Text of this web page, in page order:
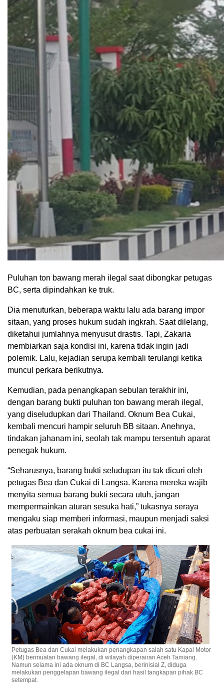
Puluhan ton bawang merah ilegal saat dibongkar petugas
BC, serta dipindahkan ke truk.
Dia menuturkan, beberapa waktu lalu ada barang impor
sitaan, yang proses hukum sudah ingkrah. Saat dilelang,
diketahui jumlahnya menyusut drastis. Tapi, Zakaria
membiarkan saja kondisi ini, karena tidak ingin jadi
polemik. Lalu, kejadian serupa kembali terulangi ketika
muncul perkara berikutnya.
Kemudian, pada penangkapan sebulan terakhir ini,
dengan barang bukti puluhan ton bawang merah ilegal,
yang diseludupkan dari Thailand. Oknum Bea Cukai,
kembali mencuri hampir seluruh BB sitaan. Anehnya,
tindakan jahanam ini, seolah tak mampu tersentuh aparat
penegak hukum.
“Seharusnya, barang bukti seludupan itu tak dicuri oleh
petugas Bea dan Cukai di Langsa. Karena mereka wajib
menyita semua barang bukti secara utuh, jangan
mempermainkan aturan sesuka hati,” tukasnya seraya
mengaku siap memberi informasi, maupun menjadi saksi
atas perbuatan serakah oknum bea cukai ini.
Petugas Bea dan Cukai melakukan penangkapan salah satu Kapal Motor
(KM) bermuatan bawang ilegal, di wilayah diperairan Aceh Tamiang.
Namun selama ini ada oknum di BC Langsa, berinisial Z, diduga
melakukan penggelapan bawang ilegal dari hasil tangkapan pihak BC
setempat.